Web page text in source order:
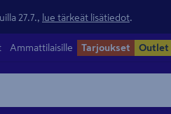
27.7., lue tärkeät lisätiedot
Ammattilaisille Tarjoukset Outlet